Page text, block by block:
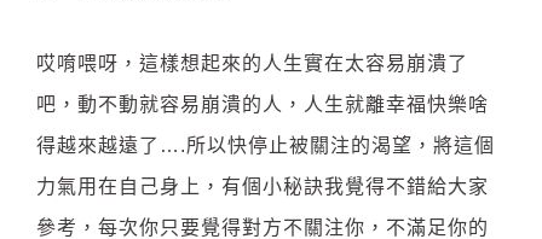
哎唷喂呀，這樣想起來的人生實在太容易崩潰了
吧，動不動就容易崩潰的人，人生就離幸福快樂啥
得越來越遠了….所以快停止被關注的渴望，將這個
力氣用在自己身上，有個小秘訣我覺得不錯給大家
參考，每次你只要覺得對方不關注你，不滿足你的